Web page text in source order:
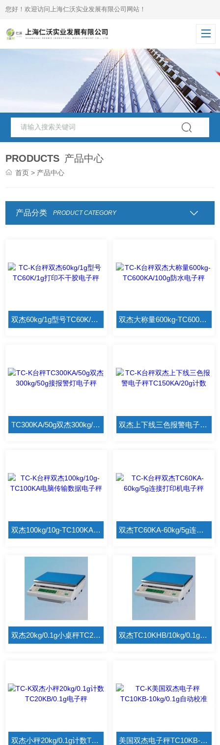
您好！欢迎访问上海仁沃实业发展有限公司网站！
PRODUCTS 产品中心
首页 > 产品中心
产品分类 PRODUCT CATEGORY
双杰60kg/1g型号TC60K/1g打印不干胶电子秤 双杰大称量600kg-TC600KA/100g防水电子秤
TC300KA/50g双杰300kg/50g接报警灯电子秤 双杰上下线三色报警电子秤TC150KA/20g计数
双杰100kg/10g-TC100KA电脑传输数据电子秤 双杰TC60KA-60kg/5g连接打印机电子秤
双杰20kg/0.1g小桌秤TC20KHB/0.1g电子秤 双杰TC10KHB/10kg/0.1g计数高精度电子秤
双杰小秤20kg/0.1g计数TC20KB/0.1g电子秤 美国双杰电子秤TC10KB-10kg/0.1g自动校准